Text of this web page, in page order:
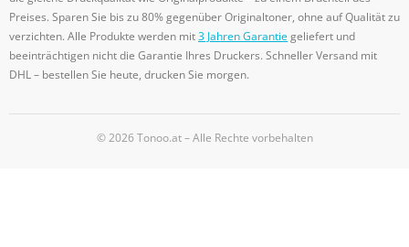
Preises. Sparen Sie bis zu 80% gegenüber Originaltoner, ohne auf Qualität zu
verzichten. Alle Produkte werden mit3 Jahren Garantiegeliefert und
beeinträchtigen nicht die Garantie Ihres Druckers. Schneller Versand mit
DHL – bestellen Sie heute, drucken Sie morgen.
© 2026 Tonoo.at – Alle Rechte vorbehalten